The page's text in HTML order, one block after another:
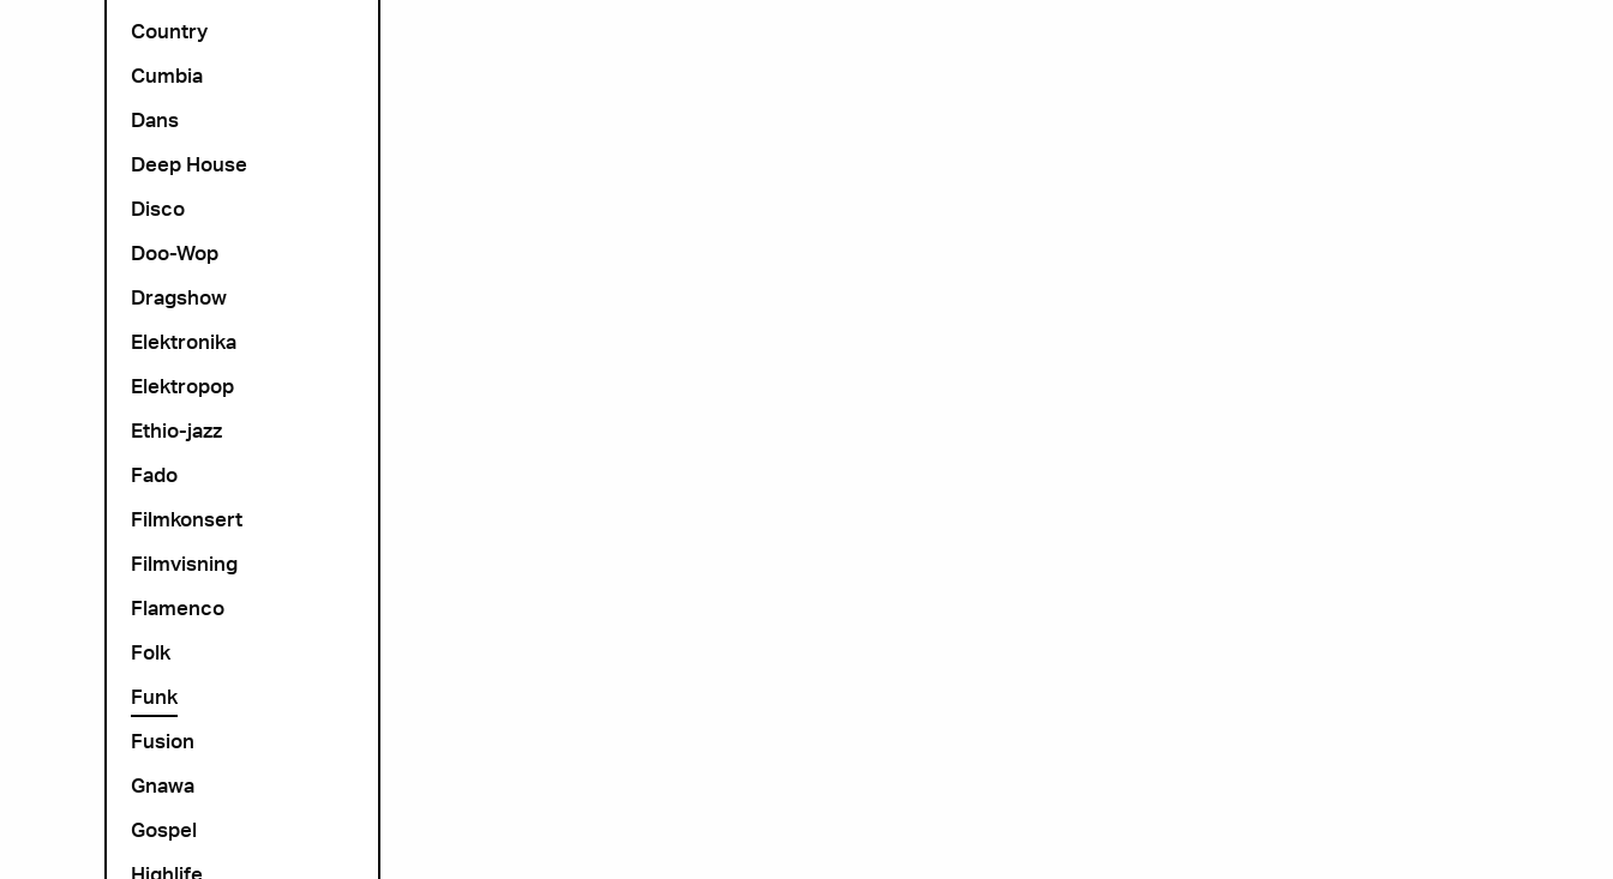
Country
Cumbia
Dans
Deep House
Disco
Doo-Wop
Dragshow
Elektronika
Elektropop
Ethio-jazz
Fado
Filmkonsert
Filmvisning
Flamenco
Folk
Funk
Fusion
Gnawa
Gospel
Highlife